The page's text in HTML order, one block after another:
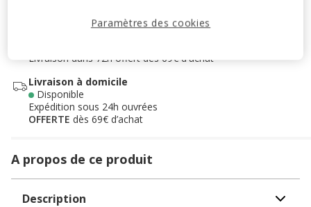
Voir la disponibilité en magasin
Livraison dans 72h offert dès 69€ d'achat
Livraison à domicile
Disponible
Expédition sous 24h ouvrées
OFFERTE dès 69€ d’achat
A propos de ce produit
Description
Paramètres des cookies